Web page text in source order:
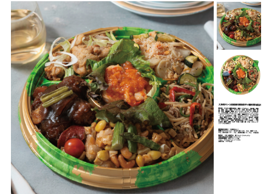
%E5%8F%A3%E3%82%B3%E3%83%9F
Fusion 2010 %2Cv6 sonda pr%C3%A9 catalizador
おせち